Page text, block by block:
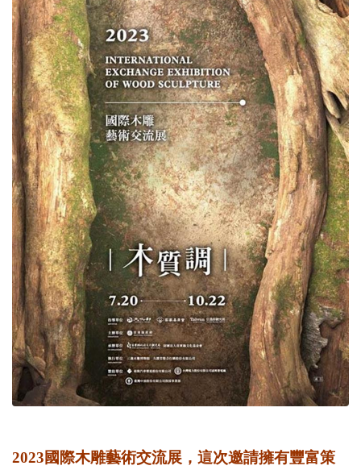
2023國際木雕藝術交流展，這次邀請擁有豐富策